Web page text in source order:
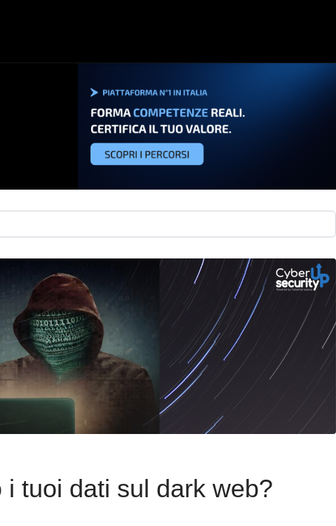
tuoi dati sul dark web?